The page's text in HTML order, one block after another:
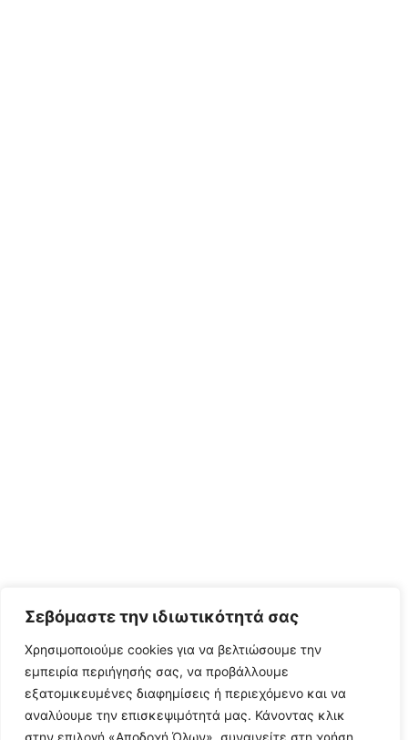
Σεβόμαστε την ιδιωτικότητά σας
Χρησιμοποιούμε cookies για να βελτιώσουμε την
εμπειρία περιήγησής σας, να προβάλλουμε
εξατομικευμένες διαφημίσεις ή περιεχόμενο και να
αναλύουμε την επισκεψιμότητά μας. Κάνοντας κλικ
στην επιλογή «Αποδοχή Όλων», συναινείτε στη χρήση